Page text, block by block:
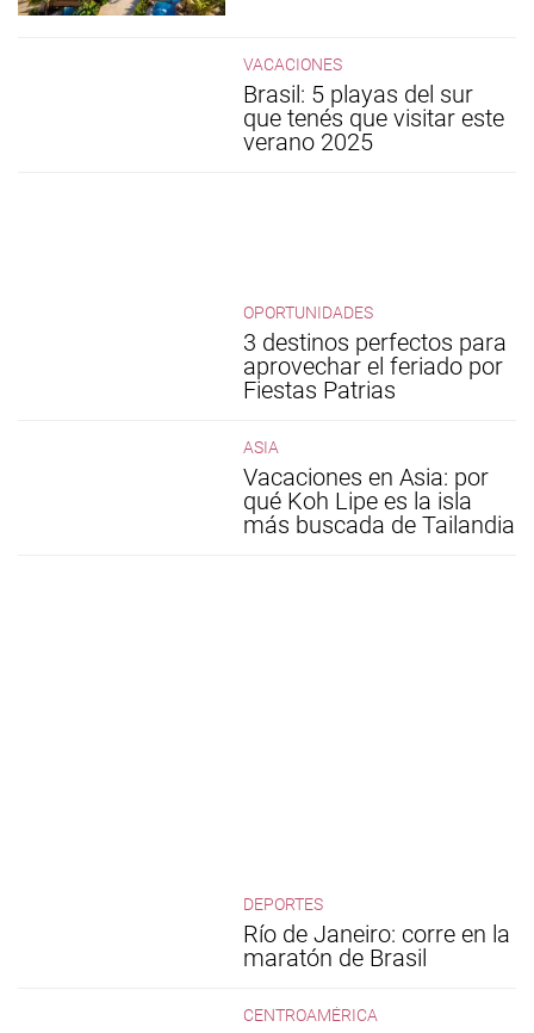
VACACIONES
Brasil: 5 playas del sur
que tenés que visitar este
verano 2025
OPORTUNIDADES
3 destinos perfectos para
aprovechar el feriado por
Fiestas Patrias
ASIA
Vacaciones en Asia: por
qué Koh Lipe es la isla
más buscada de Tailandia
DEPORTES
Río de Janeiro: corre en la
maratón de Brasil
CENTROAMÉRICA